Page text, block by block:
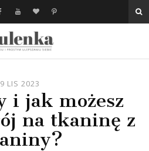
LIS 2023
i jak możesz
na tkaninę z